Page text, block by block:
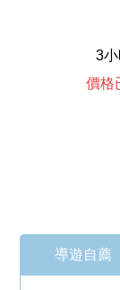
3
價格
導遊自薦